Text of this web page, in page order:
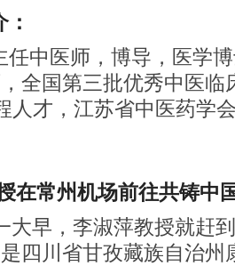
任中医师，博导，医学
全国第三批优秀中医临
人才，江苏省中医药学
在常州机场前往共铸中
大早，李淑萍教授就赶
四川省甘孜藏族自治州